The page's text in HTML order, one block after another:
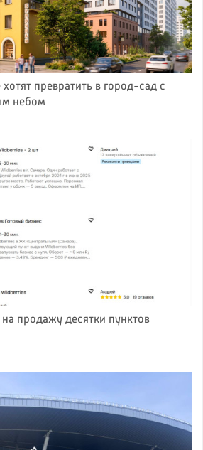
превратить в город-сад с
небом
продажу десятки пунктов